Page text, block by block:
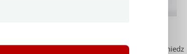
produkta defektu testus. Šie testi sniedz